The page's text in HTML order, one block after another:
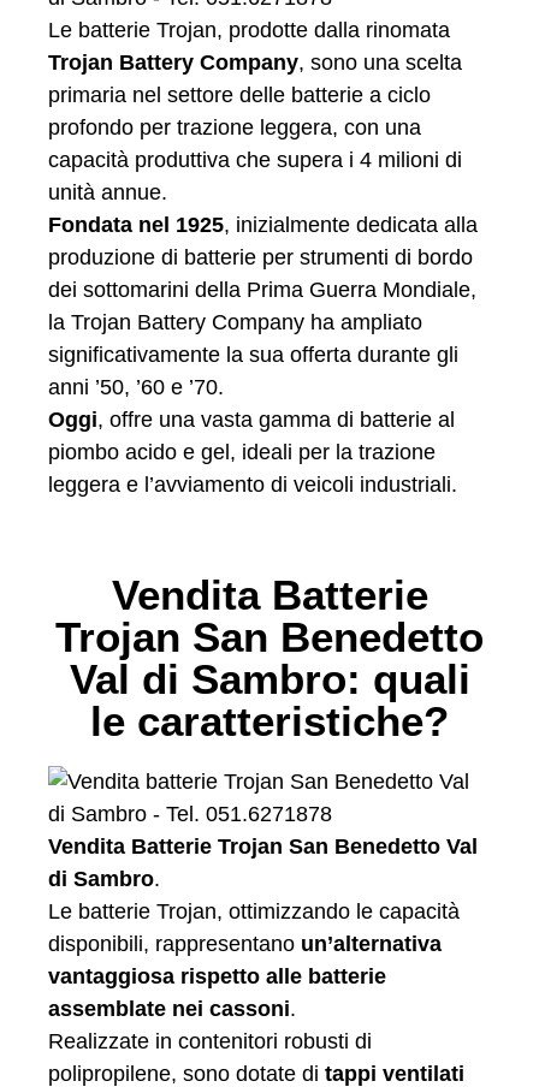
Le batterie Trojan, prodotte dalla rinomata
Trojan Battery Company, sono una scelta
primaria nel settore delle batterie a ciclo
profondo per trazione leggera, con una
capacità produttiva che supera i 4 milioni di
unità annue.
Fondata nel 1925, inizialmente dedicata alla
produzione di batterie per strumenti di bordo
dei sottomarini della Prima Guerra Mondiale,
la Trojan Battery Company ha ampliato
significativamente la sua offerta durante gli
anni ’50, ’60 e ’70.
Oggi, offre una vasta gamma di batterie al
piombo acido e gel, ideali per la trazione
leggera e l’avviamento di veicoli industriali.
Vendita Batterie
Trojan San Benedetto
Val di Sambro: quali
le caratteristiche?
Vendita Batterie Trojan San Benedetto Val
di Sambro.
Le batterie Trojan, ottimizzando le capacità
disponibili, rappresentano un’alternativa
vantaggiosa rispetto alle batterie
assemblate nei cassoni.
Realizzate in contenitori robusti di
polipropilene, sono dotate di tappi ventilati